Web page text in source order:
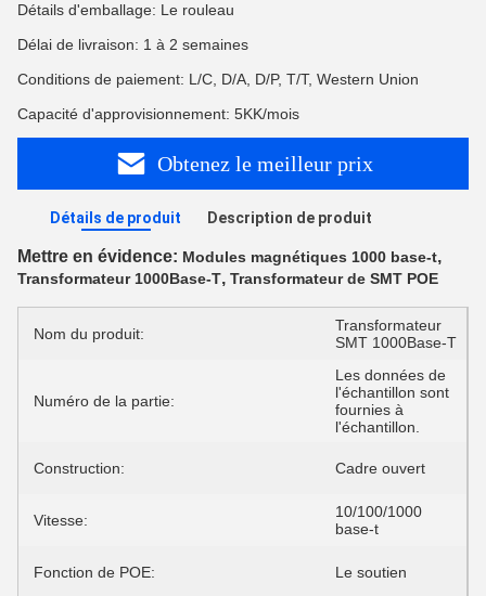
Détails d'emballage: Le rouleau
Délai de livraison: 1 à 2 semaines
Conditions de paiement: L/C, D/A, D/P, T/T, Western Union
Capacité d'approvisionnement: 5KK/mois
Obtenez le meilleur prix
Détails de produit Description de produit
Mettre en évidence: Modules magnétiques 1000 base-t,
Transformateur 1000Base-T, Transformateur de SMT POE
Nom du produit:
Transformateur
SMT 1000Base-T
Numéro de la partie:
Les données de
l'échantillon sont
fournies à
l'échantillon.
Construction: Cadre ouvert
Vitesse:
10/100/1000
base-t
Fonction de POE: Le soutien